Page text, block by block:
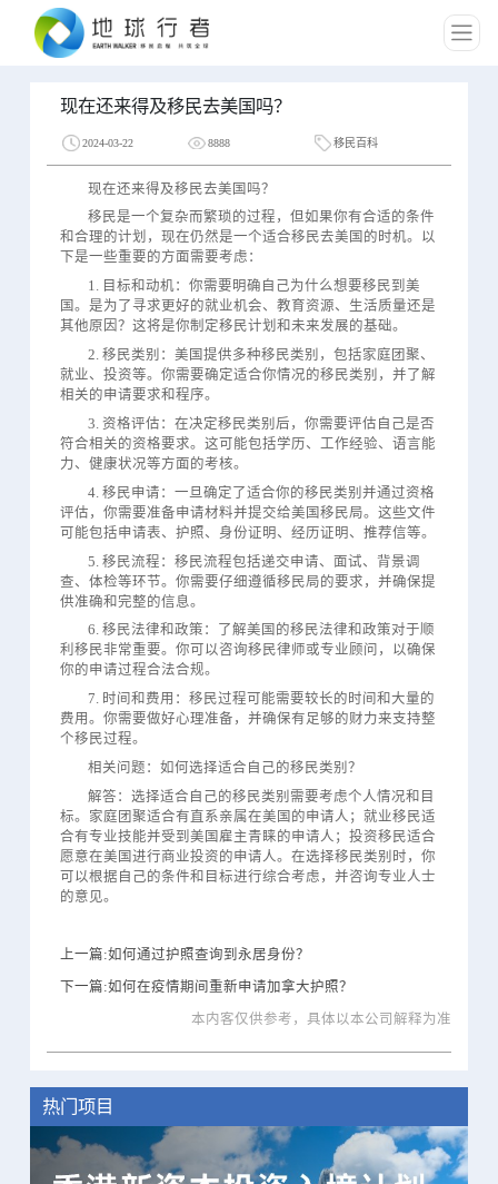
现在还来得及移民去美国吗？
2024-03-22 8888 移民百科
现在还来得及移民去美国吗？
移民是一个复杂而繁琐的过程，但如果你有合适的条件
和合理的计划，现在仍然是一个适合移民去美国的时机。以
下是一些重要的方面需要考虑：
1. 目标和动机：你需要明确自己为什么想要移民到美
国。是为了寻求更好的就业机会、教育资源、生活质量还是
其他原因？这将是你制定移民计划和未来发展的基础。
2. 移民类别：美国提供多种移民类别，包括家庭团聚、
就业、投资等。你需要确定适合你情况的移民类别，并了解
相关的申请要求和程序。
3. 资格评估：在决定移民类别后，你需要评估自己是否
符合相关的资格要求。这可能包括学历、工作经验、语言能
力、健康状况等方面的考核。
4. 移民申请：一旦确定了适合你的移民类别并通过资格
评估，你需要准备申请材料并提交给美国移民局。这些文件
可能包括申请表、护照、身份证明、经历证明、推荐信等。
5. 移民流程：移民流程包括递交申请、面试、背景调
查、体检等环节。你需要仔细遵循移民局的要求，并确保提
供准确和完整的信息。
6. 移民法律和政策：了解美国的移民法律和政策对于顺
利移民非常重要。你可以咨询移民律师或专业顾问，以确保
你的申请过程合法合规。
7. 时间和费用：移民过程可能需要较长的时间和大量的
费用。你需要做好心理准备，并确保有足够的财力来支持整
个移民过程。
相关问题：如何选择适合自己的移民类别？
解答：选择适合自己的移民类别需要考虑个人情况和目
标。家庭团聚适合有直系亲属在美国的申请人；就业移民适
合有专业技能并受到美国雇主青睐的申请人；投资移民适合
愿意在美国进行商业投资的申请人。在选择移民类别时，你
可以根据自己的条件和目标进行综合考虑，并咨询专业人士
的意见。
上一篇:如何通过护照查询到永居身份？
下一篇:如何在疫情期间重新申请加拿大护照？
本内客仅供参考，具体以本公司解释为准
热门项目